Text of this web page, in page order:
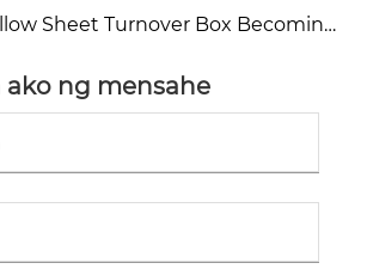
and Protection?
Sheet Turnover Box Becoming
ako ng mensahe